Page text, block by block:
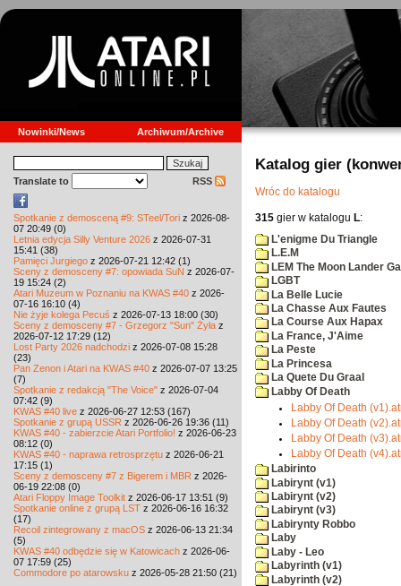
Nowinki/News Archiwum/Archive
Translate to RSS
Spotkanie z demosceną #9: STeel/Tori z 2026-08-
07 20:49 (0)
Letnia edycja Silly Venture 2026 z 2026-07-31
15:41 (38)
Pamięci Jurgiego z 2026-07-21 12:42 (1)
Sceny z demosceny #7: opowiada SuN z 2026-07-
19 15:24 (2)
Atari Muzeum w Poznaniu na KWAS #40 z 2026-
07-16 16:10 (4)
Nie żyje kolega Pecuś z 2026-07-13 18:00 (30)
Sceny z demosceny #7 - Grzegorz "Sun" Żyła z
2026-07-12 17:29 (12)
Lost Party 2026 nadchodzi z 2026-07-08 15:28
(23)
Pan Zenon i Atari na KWAS #40 z 2026-07-07 13:25
(7)
Spotkanie z redakcją "The Voice" z 2026-07-04
07:42 (9)
KWAS #40 live z 2026-06-27 12:53 (167)
Spotkanie z grupą USSR z 2026-06-26 19:36 (11)
KWAS #40 - zabierzcie Atari Portfolio! z 2026-06-23
08:12 (0)
KWAS #40 - naprawa retrosprzętu z 2026-06-21
17:15 (1)
Sceny z demosceny #7 z Bigerem i MBR z 2026-
06-19 22:08 (0)
Atari Floppy Image Toolkit z 2026-06-17 13:51 (9)
Spotkanie online z grupą LST z 2026-06-16 16:32
(17)
Recoil zintegrowany z macOS z 2026-06-13 21:34
(5)
KWAS #40 odbędzie się w Katowicach z 2026-06-
07 17:59 (25)
Commodore po atarowsku z 2026-05-28 21:50 (21)
Katalog gier
Wróc do katalogu
315 gier w katalogu L:
L'enigme Du Triangle
L.E.M
LEM The Moon Lander
LGBT
La Belle Lucie
La Chasse Aux Fautes
La Course Aux Hapax
La France, J'Aime
La Peste
La Princesa
La Quete Du Graal
Labby Of Death
Labby Of Death
Labby Of Death
Labby Of Death
Labby Of Death
Labirinto
Labirynt (v1)
Labirynt (v2)
Labirynt (v3)
Labirynty Robbo
Laby
Laby - Leo
Labyrinth (v1)
Labyrinth (v2)